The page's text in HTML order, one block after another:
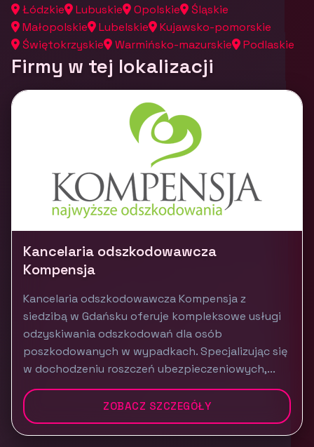
Łódzkie
Lubuskie Opolskie
Śląskie
Małopolskie
Lubelskie
Kujawsko-pomorskie
Świętokrzyskie
Warmińsko-mazurskie Podlaskie
Firmy w tej lokalizacji
Kancelaria odszkodowawcza
Kompensja
Kancelaria odszkodowawcza Kompensja z
siedzibą w Gdańsku oferuje kompleksowe usługi
odzyskiwania odszkodowań dla osób
poszkodowanych w wypadkach. Specjalizując się
w dochodzeniu roszczeń ubezpieczeniowych,...
ZOBACZ SZCZEGÓŁY